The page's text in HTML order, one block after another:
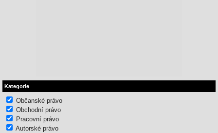
Kategorie
Občanské právo
Obchodní právo
Pracovní právo
Autorské právo